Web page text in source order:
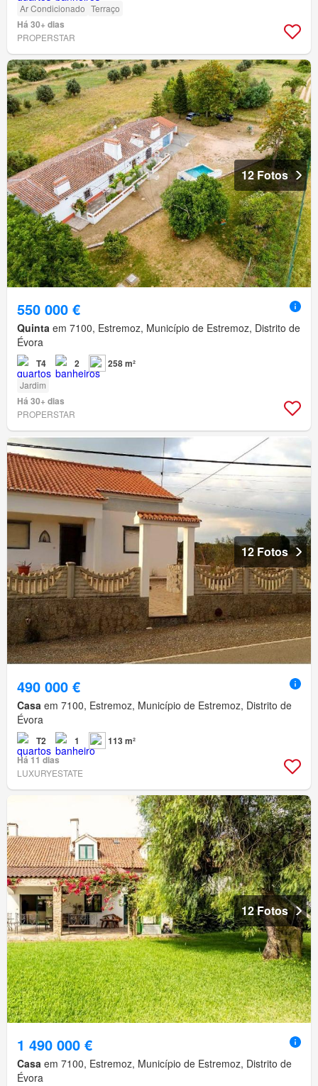
Ar Condicionado Terraço
Há 30+ dias
PROPERSTAR
12 Fotos
550 000 €
Quinta em 7100, Estremoz, Município de Estremoz, Distrito de
Évora
T4 2 258 m²
Jardim
Há 30+ dias
PROPERSTAR
12 Fotos
490 000 €
Casa em 7100, Estremoz, Município de Estremoz, Distrito de
Évora
T2 1
113 m²
Há 11 dias
LUXURYESTATE
12 Fotos
1 490 000 €
Casa em 7100, Estremoz, Município de Estremoz, Distrito de
Évora